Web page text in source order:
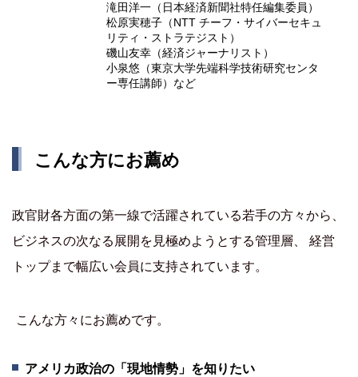
滝田洋一（日本経済新聞社特任編集委員）
松原実穂子（NTT チーフ・サイバーセキュ
リティ・ストラテジスト）
磯山友幸（経済ジャーナリスト）
小泉悠（東京大学先端科学技術研究センタ
ー専任講師）など
こんな方にお薦め
政官財各方面の第一線で活躍されている若手の方々から、
ビジネスの次なる展開を見極めようとする管理層、 経営
トップまで幅広い会員に支持されています。
こんな方々にお薦めです。
アメリカ政治の「現地情勢」を知りたい